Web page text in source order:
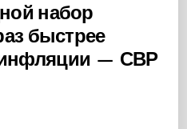
набор
быстрее
— СВР